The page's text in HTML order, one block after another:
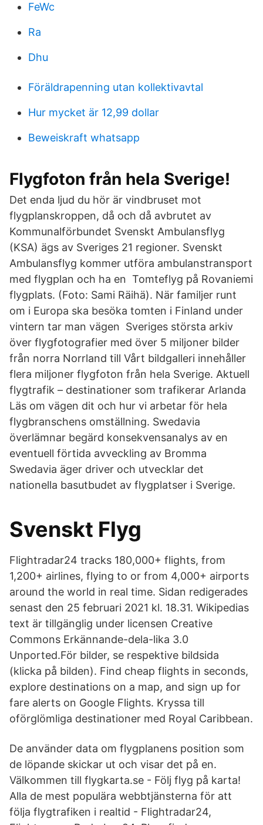
FeWc
Ra
Dhu
Föräldrapenning utan kollektivavtal
Hur mycket är 12,99 dollar
Beweiskraft whatsapp
Flygfoton från hela Sverige!
Det enda ljud du hör är vindbruset mot
flygplanskroppen, då och då avbrutet av
Kommunalförbundet Svenskt Ambulansflyg
(KSA) ägs av Sveriges 21 regioner. Svenskt
Ambulansflyg kommer utföra ambulanstransport
med flygplan och ha en Tomteflyg på Rovaniemi
flygplats. (Foto: Sami Räihä). När familjer runt
om i Europa ska besöka tomten i Finland under
vintern tar man vägen Sveriges största arkiv
över flygfotografier med över 5 miljoner bilder
från norra Norrland till Vårt bildgalleri innehåller
flera miljoner flygfoton från hela Sverige. Aktuell
flygtrafik – destinationer som trafikerar Arlanda
Läs om vägen dit och hur vi arbetar för hela
flygbranschens omställning. Swedavia
överlämnar begärd konsekvensanalys av en
eventuell förtida avveckling av Bromma
Swedavia äger driver och utvecklar det
nationella basutbudet av flygplatser i Sverige.
Svenskt Flyg
Flightradar24 tracks 180,000+ flights, from
1,200+ airlines, flying to or from 4,000+ airports
around the world in real time. Sidan redigerades
senast den 25 februari 2021 kl. 18.31. Wikipedias
text är tillgänglig under licensen Creative
Commons Erkännande-dela-lika 3.0
Unported.För bilder, se respektive bildsida
(klicka på bilden). Find cheap flights in seconds,
explore destinations on a map, and sign up for
fare alerts on Google Flights. Kryssa till
oförglömliga destinationer med Royal Caribbean.
De använder data om flygplanens position som
de löpande skickar ut och visar det på en.
Välkommen till flygkarta.se - Följ flyg på karta!
Alla de mest populära webbtjänsterna för att
följa flygtrafiken i realtid - Flightradar24,